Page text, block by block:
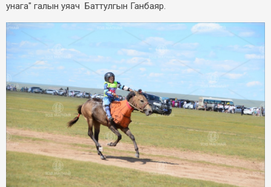
унага" галын уяач Баттулгын Ганбаяр.